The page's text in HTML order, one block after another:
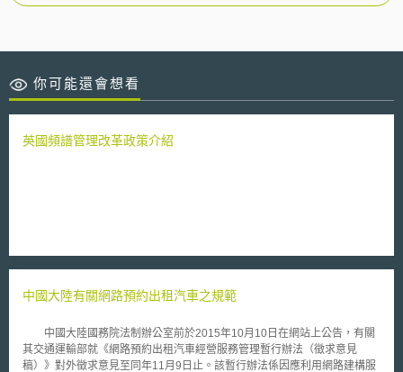
你可能還會想看
英國頻譜管理改革政策介紹
中國大陸有關網路預約出租汽車之規範
中國大陸國務院法制辦公室前於2015年10月10日在網站上公告，有關
其交通運輸部就《網路預約出租汽車經營服務管理暫行辦法（徵求意見
稿）》對外徵求意見至同年11月9日止。該暫行辦法係因應利用網路建構服